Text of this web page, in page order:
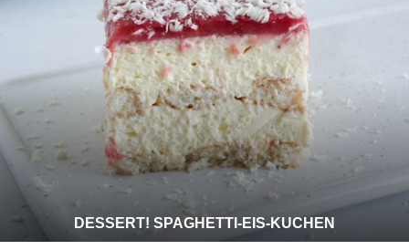
DESSERT! SPAGHETTI-EIS-KUCHEN